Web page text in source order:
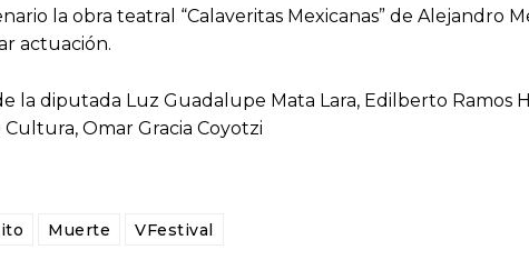
la obra teatral “Calaveritas Mexicanas” de Alejandro
actuación.
la diputada Luz Guadalupe Mata Lara, Edilberto Ramos
Omar Gracia Coyotzi
Muerte VFestival